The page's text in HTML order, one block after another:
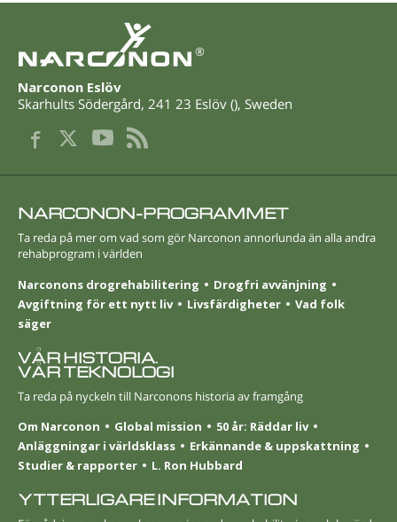
®
Narconon Eslöv
Skarhults Södergård, 241 23 Eslöv (), Sweden
NARCONON-PROGRAMMET
Ta reda på mer om vad som gör Narconon annorlunda än alla andra
rehabprogram i världen
Narconons drogrehabilitering
Drogfri avvänjning
Avgiftning för ett nytt liv
Livsfärdigheter
Vad folk
säger
VÅR HISTORIA.
VÅR TEKNOLOGI
Ta reda på nyckeln till Narconons historia av framgång
Om Narconon
Global mission
50 år: Räddar liv
Anläggningar i världsklass
Erkännande & uppskattning
Studier & rapporter
L. Ron Hubbard
YTTERLIGARE INFORMATION